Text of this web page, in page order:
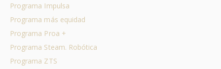
Programa Impulsa
Programa más equidad
Programa Proa +
Programa Steam. Robótica
Programa ZTS